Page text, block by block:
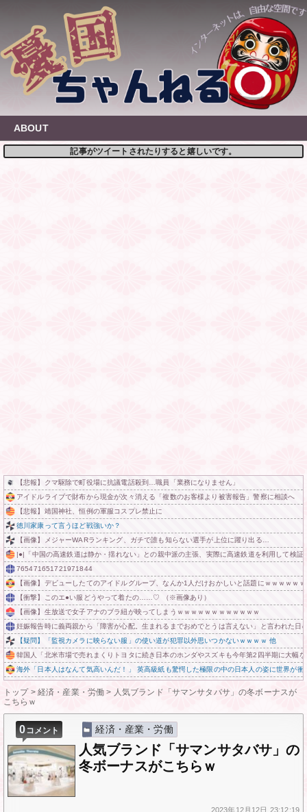
content
ABOUT
記事がツイートされたりすると嬉しいです。
【悲報】クマ駆除で町役場に抗議電話殺到…職員「業務になりません」
アイドルライブで財布から現金が次々消える「複数のお客様より被害報告」警察に相談へ
【悲報】靖国神社、恒例の軍服コスプレ禁止に
徳川家康って言うほど戦強いか？
【画像】メジャーWARランキング、ガチで誰も知らない選手が上位に躍り出る…
|●|「中国の高速鉄道は静か・揺れない」との親中派の主張、実際に高速鉄道を利用して検
765471651721971844
【画像】デビューしたてのアイドルグループ、なんか1人だけおかしいと話題にｗｗｗｗｗ
【衝撃】このエ●い服どうやって着たの……♡ （※画像あり）
【画像】生放送で女子アナのブラ紐が映ってしまうｗｗｗｗｗｗｗｗｗｗｗｗ
妊娠報告時に義両親から「障害が心配。生まれるまでおめでとうは言えない」と言われた
【疑問】「監視カメラに映らない服」の使い道が犯罪以外思いつかないｗｗｗｗ 他
韓国人「北米市場で売れまくりトヨタに続き日本のホンダやスズキも今年第2四半期に大
海外「日本人はなんて気高いんだ！」 英高級紙も驚愕した極限の中の日本人の姿に世界が衝
トップ> 経済・産業・労働 > 人気ブランド「サマンサタバサ」の冬ボーナスが
こちらｗ
0コメント 経済・産業・労働
人気ブランド「サマンサタバサ」の
冬ボーナスがこちらｗ
2023年12月12日 23:12:19